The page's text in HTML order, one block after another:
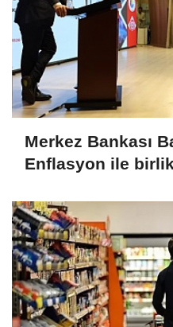
Merkez Bankası
Enflasyon ile